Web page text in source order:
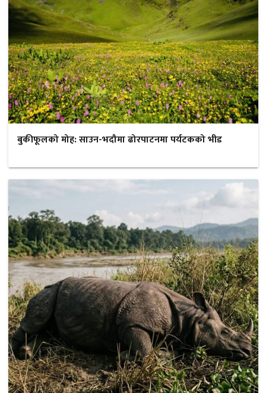
बुकीफूलको मोह: साउन-भदौमा ढोरपाटनमा पर्यटकको भीड